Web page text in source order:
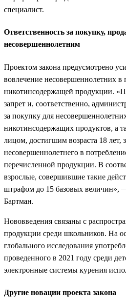
специалист.
Ответственность за покупку,
несовершеннолетним
Проектом закона предусмотрено
вовлечение несовершеннолетних в
никотинсодержащей продукции.
запрет и, соответственно,
за покупку для
никотинсодержащих продуктов, а
лицом, достигшим возраста 18 лет,
несовершеннолетнего в
перечисленной продукции. В
взрослые, совершившие такие
штрафом до 15 базовых величин»,
Бартман.
Нововведения связаны с
продукции среди школьников. На
глобального исследования
проведенного в 2021 году среди
электронные системы курения
Другие новации проекта закона